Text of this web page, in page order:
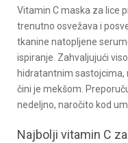
Vitamin C maska za lice
trenutno osvežava i
tkanine natopljene
ispiranje. Zahvaljujući
hidratantnim sastojcima,
čini je mekšom.
nedeljno, naročito kod
Najbolji vitamin C